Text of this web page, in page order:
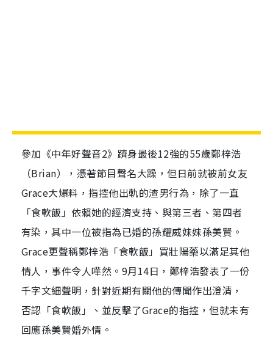
參加《中年好聲音2》躋身最後12強的55歲鄭梓浩
（Brian），憑著節目聲名大躁，但日前就被前女友
Grace大爆料，指控他出軌的渣男行為，除了一直
「食軟飯」依賴她的經濟支持、與第三者、第四者
有染，其中一位被指為已婚的孫耀威妹妹孫美賢。
Grace更聲稱鄭梓浩「食軟飯」買壯陽藥以滿足其他
情人，事件令人嘩然。9月14日，鄭梓浩發表了一份
千字文細聲明，針對近期有關他的傳聞作出澄清，
否認「食軟飯」、並反擊了Grace的指控，但就未有
回應孫美賢婚外情。